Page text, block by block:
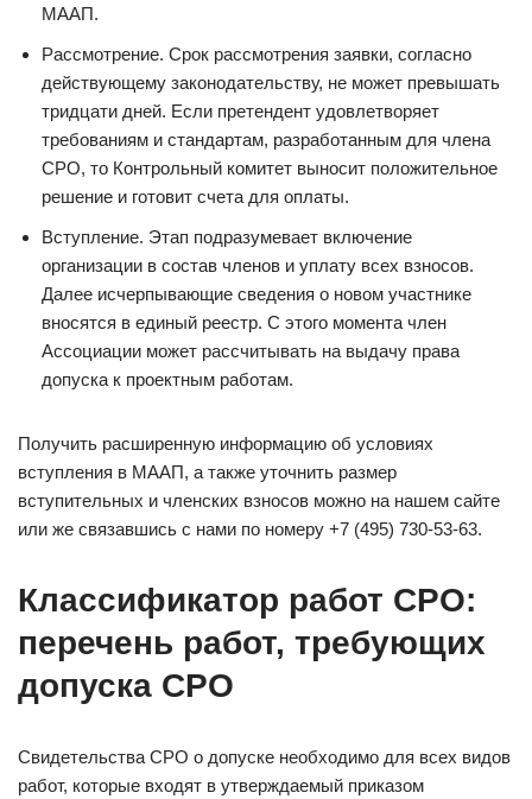
МААП.
Рассмотрение. Срок рассмотрения заявки, согласно
действующему законодательству, не может превышать
тридцати дней. Если претендент удовлетворяет
требованиям и стандартам, разработанным для члена
СРО, то Контрольный комитет выносит положительное
решение и готовит счета для оплаты.
Вступление. Этап подразумевает включение
организации в состав членов и уплату всех взносов.
Далее исчерпывающие сведения о новом участнике
вносятся в единый реестр. С этого момента член
Ассоциации может рассчитывать на выдачу права
допуска к проектным работам.
Получить расширенную информацию об условиях
вступления в МААП, а также уточнить размер
вступительных и членских взносов можно на нашем сайте
или же связавшись с нами по номеру +7 (495) 730-53-63.
Классификатор работ СРО:
перечень работ, требующих
допуска СРО
Свидетельства СРО о допуске необходимо для всех видов
работ, которые входят в утверждаемый приказом